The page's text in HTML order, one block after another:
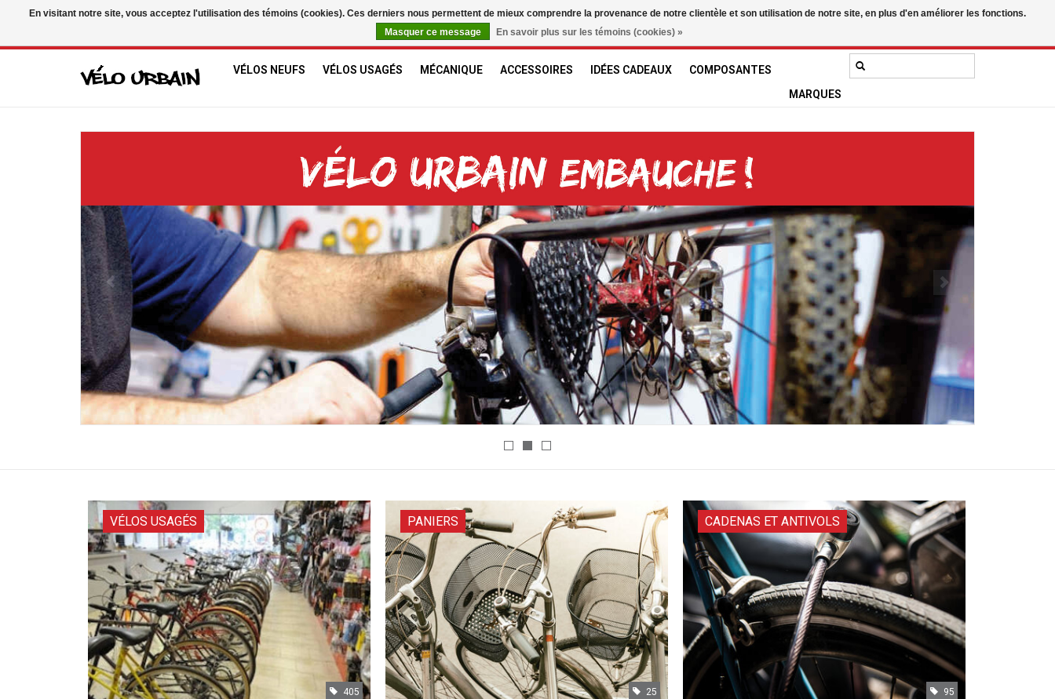
VÉLOS NEUFS VÉLOS USAGÉS MÉCANIQUE ACCESSOIRES IDÉES CADEAUX
COMPOSANTES
MARQUES
VÉLOS USAGÉS
405
PANIERS
25
CADENAS ET ANTIVOLS
95
En visitant notre site, vous acceptez l'utilisation des témoins (cookies). Ces derniers nous permettent de mieux comprendre la provenance de notre clientèle et son utilisation de notre site, en plus d'en améliorer les fonctions.
Masquer ce message
En savoir plus sur les témoins (cookies) »